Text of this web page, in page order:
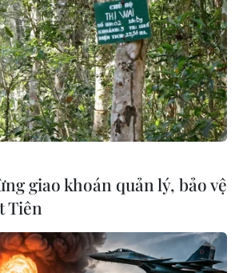
giao khoán quản lý, bảo vệ
Tiên